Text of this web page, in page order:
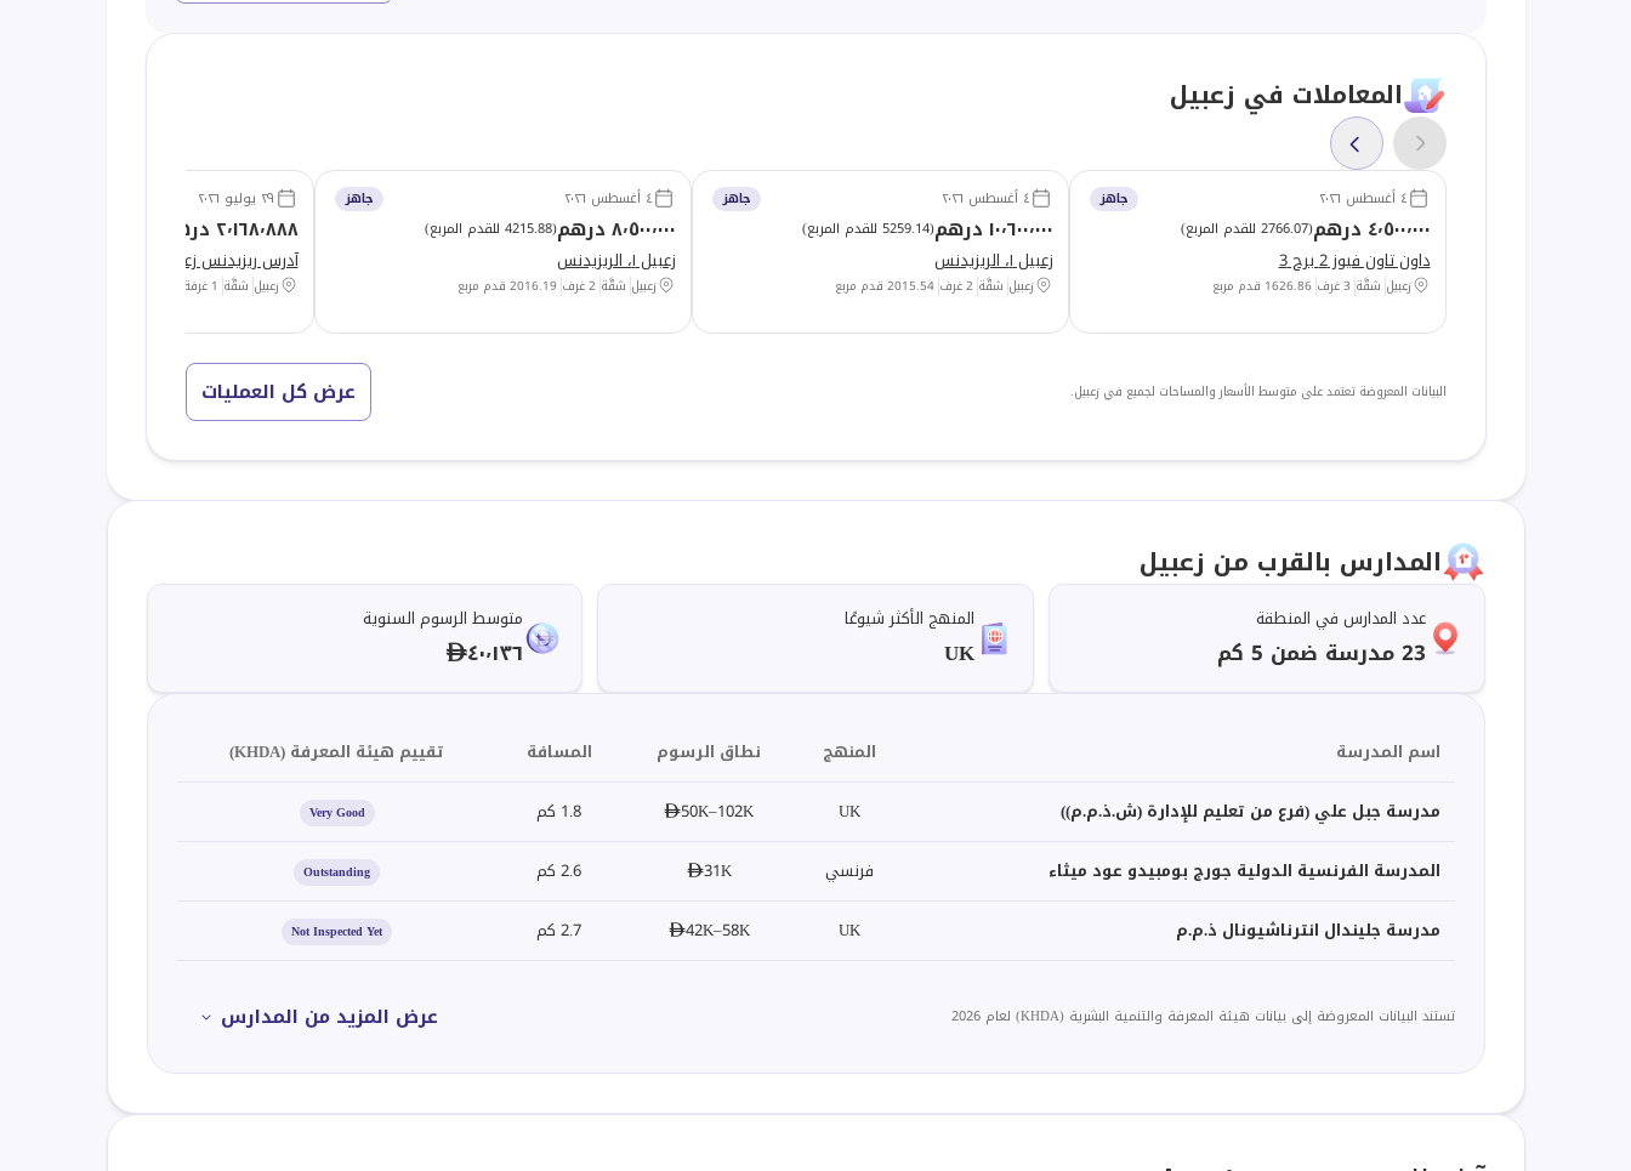
المعاملات في زعبيل
٤ أغسطس ٢٠٢٦ جاهز
٤٬٥٠٠٬٠٠٠ درهم (2766.07 للقدم المربع )
داون تاون فيوز 2 برج 3
زعبيل شقَّة 3 غرف 1626.86 قدم مربع
٤ أغسطس ٢٠٢٦ جاهز
١٠٬٦٠٠٬٠٠٠ درهم (5259.14 للقدم المربع )
زعبيل ١، الريزيدنس
زعبيل شقَّة 2 غرف 2015.54 قدم مربع
٤ أغسطس ٢٠٢٦ جاهز
٨٬٥٠٠٬٠٠٠ درهم (4215.88 للقدم المربع )
زعبيل ١، الريزيدنس
زعبيل شقَّة 2 غرف 2016.19 قدم مربع
٢٩ يوليو ٢٠٢٦
٢٬١٦٨٬٨٨٨ درهم
آدرس ريزيدنس زعبيل 1
زعبيل شقَّة 1 غرفة
البيانات المعروضة تعتمد على متوسط الأسعار والمساحات لجميع في زعبيل. عرض كل العمليات
المدارس بالقرب من زعبيل
متوسط الرسوم السنوية
٤٠٬١٣٦
عدد المدارس في المنطقة
23 مدرسة ضمن 5 كم
المنهج الأكثر شيوعًا
UK
اسم المدرسة المنهج نطاق الرسوم المسافة
تقييم هيئة المعرفة (KHDA)
مدرسة جبل علي (فرع من تعليم للإدارة (ش.ذ.م.م))
UK
50K–102K 1.8 كم Very Good
المدرسة الفرنسية الدولية جورج بومبيدو عود ميثاء فرنسي 31K 2.6 كم Outstanding
مدرسة جليندال انترناشيونال ذ.م.م UK
42K–58K 2.7 كم Not Inspected Yet
تستند البيانات المعروضة إلى بيانات هيئة المعرفة والتنمية البشرية (KHDA) لعام 2026 عرض المزيد من المدارس